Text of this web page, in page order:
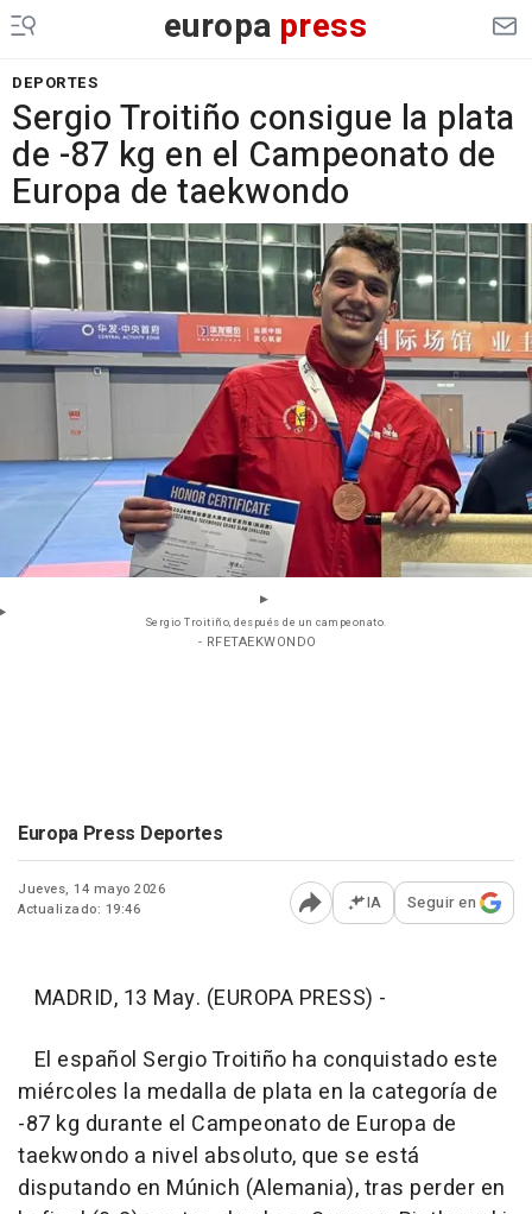
europa press
DEPORTES
Sergio Troitiño consigue la plata
de -87 kg en el Campeonato de
Europa de taekwondo
Sergio Troitiño, después de un campeonato.
- RFETAEKWONDO
Europa Press Deportes
Jueves, 14 mayo 2026
Actualizado: 19:46
Abrir opciones para
IA Seguir en
MADRID, 13 May. (EUROPA PRESS) -
El español Sergio Troitiño ha conquistado este
miércoles la medalla de plata en la categoría de
-87 kg durante el Campeonato de Europa de
taekwondo a nivel absoluto, que se está
disputando en Múnich (Alemania), tras perder en